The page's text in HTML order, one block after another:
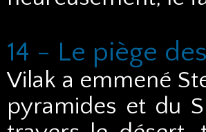
14 - Le piège
Vilak a emmené
pyramides et du